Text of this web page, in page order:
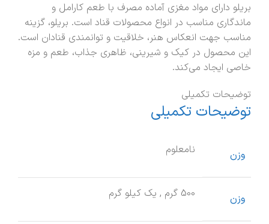
بریلو دارای مواد مغزی آماده مصرف با طعم کارامل و
ماندگاری مناسب در انواع محصولات قناد است. بریلو، گزینه
مناسب جهت انعکاس هنر، خلاقیت و توانمندی قنادان است.
این محصول در کیک و شیرینی، ظاهری جذاب، طعم و مزه
خاصی ایجاد می‌کند.
توضیحات تکمیلی
توضیحات تکمیلی
وزن نامعلوم
وزن 500 گرم , یک کیلو گرم